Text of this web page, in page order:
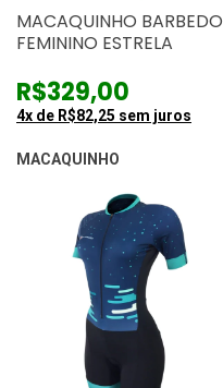
MACAQUINHO BARBEDO
FEMININO ESTRELA
R$329,00
4x de R$82,25 sem juros
MACAQUINHO